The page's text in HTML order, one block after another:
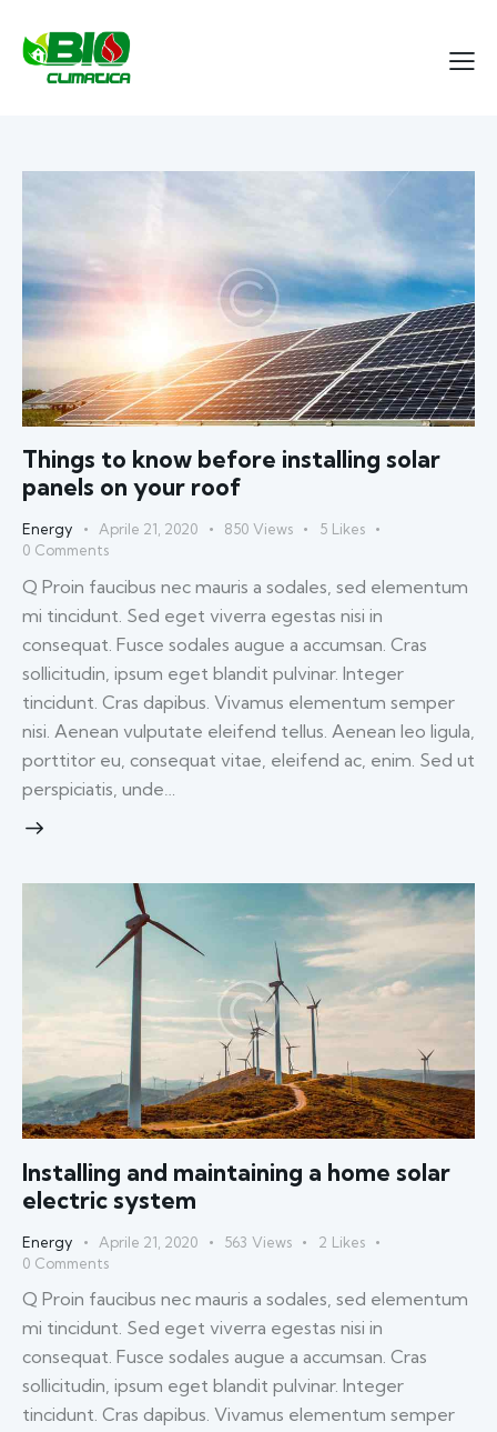
Things to know before installing solar
panels on your roof
Energy Aprile 21, 2020 850 Views 5 Likes
0 Comments
Q Proin faucibus nec mauris a sodales, sed elementum
mi tincidunt. Sed eget viverra egestas nisi in
consequat. Fusce sodales augue a accumsan. Cras
sollicitudin, ipsum eget blandit pulvinar. Integer
tincidunt. Cras dapibus. Vivamus elementum semper
nisi. Aenean vulputate eleifend tellus. Aenean leo ligula,
porttitor eu, consequat vitae, eleifend ac, enim. Sed ut
perspiciatis, unde…
Installing and maintaining a home solar
electric system
Energy Aprile 21, 2020 563 Views 2 Likes
0 Comments
Q Proin faucibus nec mauris a sodales, sed elementum
mi tincidunt. Sed eget viverra egestas nisi in
consequat. Fusce sodales augue a accumsan. Cras
sollicitudin, ipsum eget blandit pulvinar. Integer
tincidunt. Cras dapibus. Vivamus elementum semper